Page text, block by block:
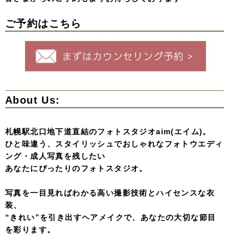
ご予約はこちら
About Us:
札幌駅北口地下道直結のフォトスタジオaim(エイム)。
ひと味違う、スタイリッシュでおしゃれなフォトウエディ
ング・成人写真を残したい
あなたにぴったりのフォトスタジオ。
写真を一目見ればわかる高い撮影技術とハイセンスな衣
装、
“きれい”を引き出すヘアメイクで、あなたの大切な節目
を彩ります。